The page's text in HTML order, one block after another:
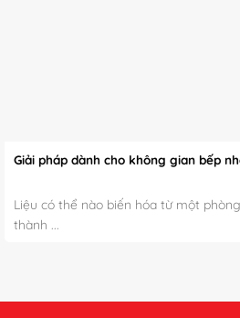
Giải pháp dành cho không gian bếp
Liệu có thể nào biến hóa từ một
thành ...